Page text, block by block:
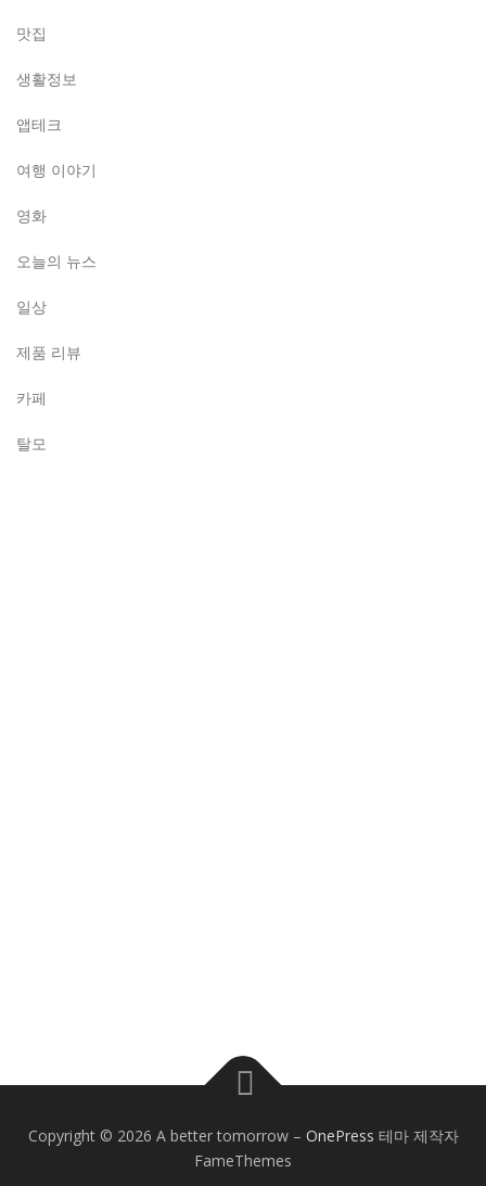
맛집
생활정보
앱테크
여행 이야기
영화
오늘의 뉴스
일상
제품 리뷰
카페
탈모
Copyright © 2026 A better tomorrow – OnePress 테마 제작자
FameThemes